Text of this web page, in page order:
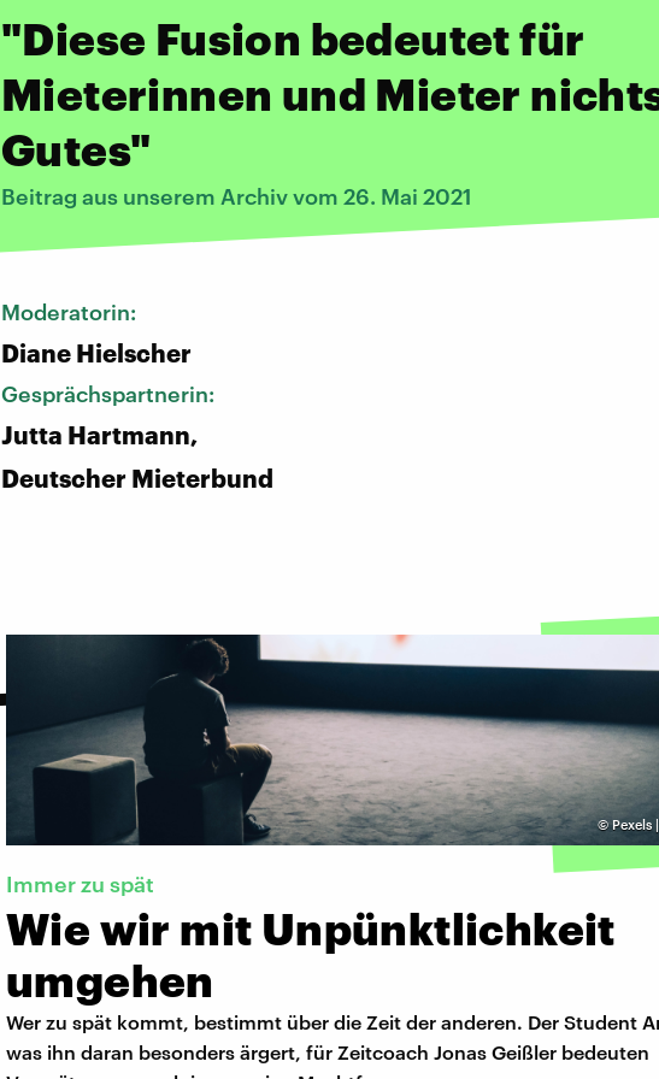
"Diese Fusion bedeutet für
Mieterinnen und Mieter
Gutes"
Beitrag aus unserem Archiv vom 26. Mai 2021
Moderatorin:
Diane Hielscher
Gesprächspartnerin:
Jutta Hartmann,
Deutscher Mieterbund
©Pexels
Immer zu spät
Wie wir mit Unpünktlichkeit
umgehen
Wer zu spät kommt, bestimmt über die Zeit der anderen. Der Student
was ihn daran besonders ärgert, für Zeitcoach Jonas Geißler bedeuten